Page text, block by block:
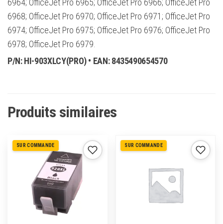
6964; OfficeJet Pro 6965; OfficeJet Pro 6966; OfficeJet Pro
6968; OfficeJet Pro 6970; OfficeJet Pro 6971; OfficeJet Pro
6974; OfficeJet Pro 6975; OfficeJet Pro 6976; OfficeJet Pro
6978; OfficeJet Pro 6979.
P/N:HI-903XLCY(PRO)• EAN:8435490654570
Produits similaires
SUR COMMANDE SUR COMMANDE